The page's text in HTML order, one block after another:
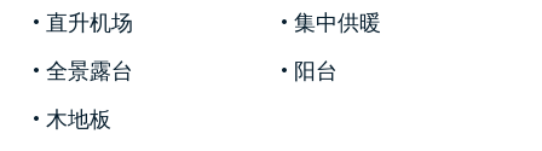
這座令人難以置信的豪華小屋坐落在森林中，誕
生於鐵、木材和玻璃
的完美融合，似乎遵循山峰
的尖銳線條。它分佈在
三層，總面積為 130 平方
米。地下室層設有
直升机场
集中供暖
全景露台
阳台
木地板